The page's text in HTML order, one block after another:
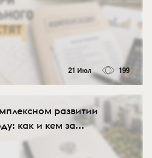
21 Июл 199
развитии
как и кем за...